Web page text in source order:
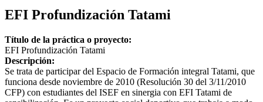
EFI Profundización Tatami
Título de la práctica o proyecto:
EFI Profundización Tatami
Descripción:
Se trata de participar del Espacio de Formación integral Tatami, que
funciona desde noviembre de 2010 (Resolución 30 del 3/11/2010
CFP) con estudiantes del ISEF en sinergia con EFI Tatami de